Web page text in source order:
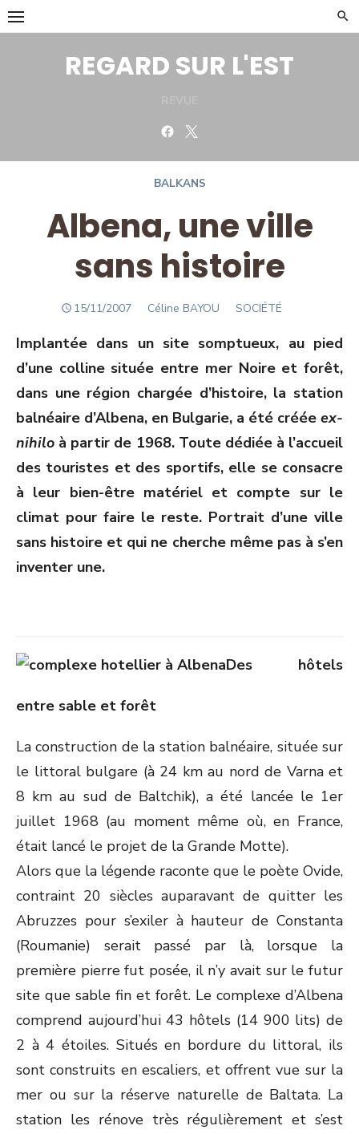
Skip
to
REGARD SUR L'EST
Facebook
BALKANS
Albena, une ville
sans histoire
POSTED
15/11/2007 Author
Céline BAYOU SOCIÉTÉ
Implantée dans un site somptueux, au pied
d’une colline située entre mer Noire et forêt,
dans une région chargée d’histoire, la station
balnéaire d’Albena, en Bulgarie, a été créée ex-
nihilo à partir de 1968. Toute dédiée à l’accueil
des touristes et des sportifs, elle se consacre
à leur bien-être matériel et compte sur le
climat pour faire le reste. Portrait d’une ville
sans histoire et qui ne cherche même pas à s’en
inventer une.
Des hôtels
entre sable et forêt
La construction de la station balnéaire, située sur
le littoral bulgare (à 24 km au nord de Varna et
8 km au sud de Baltchik), a été lancée le 1er
juillet 1968 (au moment même où, en France,
était lancé le projet de la Grande Motte).
Alors que la légende raconte que le poète Ovide,
contraint 20 siècles auparavant de quitter les
Abruzzes pour s’exiler à hauteur de Constanta
(Roumanie) serait passé par là, lorsque la
première pierre fut posée, il n’y avait sur le futur
site que sable fin et forêt. Le complexe d’Albena
comprend aujourd’hui 43 hôtels (14 900 lits) de
2 à 4 étoiles. Situés en bordure du littoral, ils
sont construits en escaliers, et offrent vue sur la
mer ou sur la réserve naturelle de Baltata. La
station les rénove très régulièrement et s’est